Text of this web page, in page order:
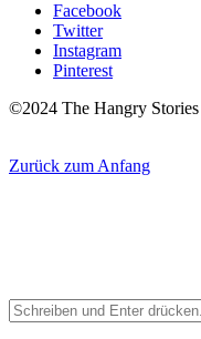
Facebook
Twitter
Instagram
Pinterest
©2024 The Hangry Stories
Zurück zum Anfang